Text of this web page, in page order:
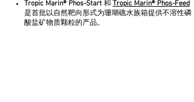
Tropic Marin® Phos-Start 和 Tropic Marin® Phos-Feed
是首批以自然靶向形式为珊瑚礁水族箱提供不溶性磷
酸盐矿物质颗粒的产品。